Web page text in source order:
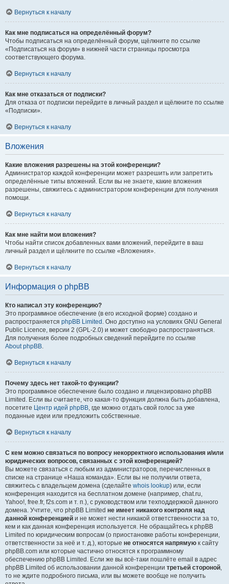
Вернуться к началу
Как мне подписаться на определённый форум?
Чтобы подписаться на определённый форум, щёлкните по ссылке
«Подписаться на форум» в нижней части страницы просмотра
соответствующего форума.
Вернуться к началу
Как мне отказаться от подписки?
Для отказа от подписки перейдите в личный раздел и щёлкните по ссылке
«Подписки».
Вернуться к началу
Вложения
Какие вложения разрешены на этой конференции?
Администратор каждой конференции может разрешить или запретить
определённые типы вложений. Если вы не знаете, какие вложения
разрешены, свяжитесь с администратором конференции для получения
помощи.
Вернуться к началу
Как мне найти мои вложения?
Чтобы найти список добавленных вами вложений, перейдите в ваш
личный раздел и щёлкните по ссылке «Вложения».
Вернуться к началу
Информация о phpBB
Кто написал эту конференцию?
Это программное обеспечение (в его исходной форме) создано и
распространяется phpBB Limited . Оно доступно на условиях GNU General
Public Licence, версии 2 (GPL-2.0) и может свободно распространяться.
Для получения более подробных сведений перейдите по ссылке
About phpBB.
Вернуться к началу
Почему здесь нет такой-то функции?
Это программное обеспечение было создано и лицензировано phpBB
Limited. Если вы считаете, что какая-то функция должна быть добавлена,
посетите Центр идей phpBB, где можно отдать свой голос за уже
поданные идеи или предложить собственные.
Вернуться к началу
С кем можно связаться по вопросу некорректного использования и/или
юридических вопросов, связанных с этой конференцией?
Вы можете связаться с любым из администраторов, перечисленных в
списке на странице «Наша команда». Если вы не получили ответа,
свяжитесь с владельцем домена (сделайте whois lookup) или, если
конференция находится на бесплатном домене (например, chat.ru,
Yahoo!, free.fr, f2s.com и т. п.), с руководством или техподдержкой данного
домена. Учтите, что phpBB Limited не имеет никакого контроля над
данной конференцией и не может нести никакой ответственности за то,
кем и как данная конференция используется. Не обращайтесь к phpBB
Limited по юридическим вопросам (о приостановке работы конференции,
ответственности за неё и т. д.), которые не относятся напрямую к сайту
phpBB.com или которые частично относятся к программному
обеспечению phpBB Limited. Если же вы всё-таки пошлёте email в адрес
phpBB Limited об использовании данной конференции третьей стороной,
то не ждите подробного письма, или вы можете вообще не получить